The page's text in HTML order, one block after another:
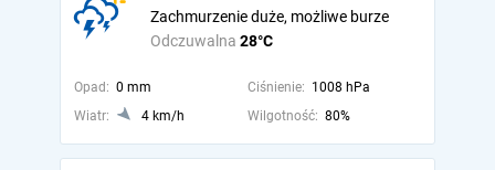
Odczuwalna 28°C
Zachmurzenie duże, możliwe burze
Opad: 0 mm Ciśnienie: 1008 hPa
Wiatr:
4 km/h Wilgotność: 80%